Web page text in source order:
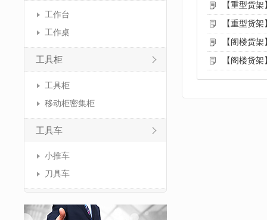
工作台
工作桌
工具柜
工具柜
移动柜密集柜
工具车
小推车
刀具车
【重型货
【重型货
【阁楼货
【阁楼货